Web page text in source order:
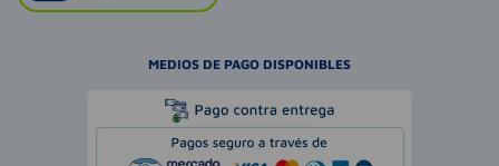
MEDIOS DE PAGO DISPONIBLES